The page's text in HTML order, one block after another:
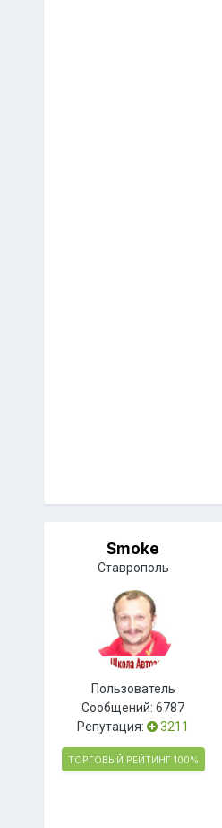
Smoke
Ставрополь
Пользователь
Сообщений:6787
Репутация:
3211
ТОРГОВЫЙ РЕЙТИНГ 100%